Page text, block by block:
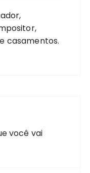
casamentos.
você vai